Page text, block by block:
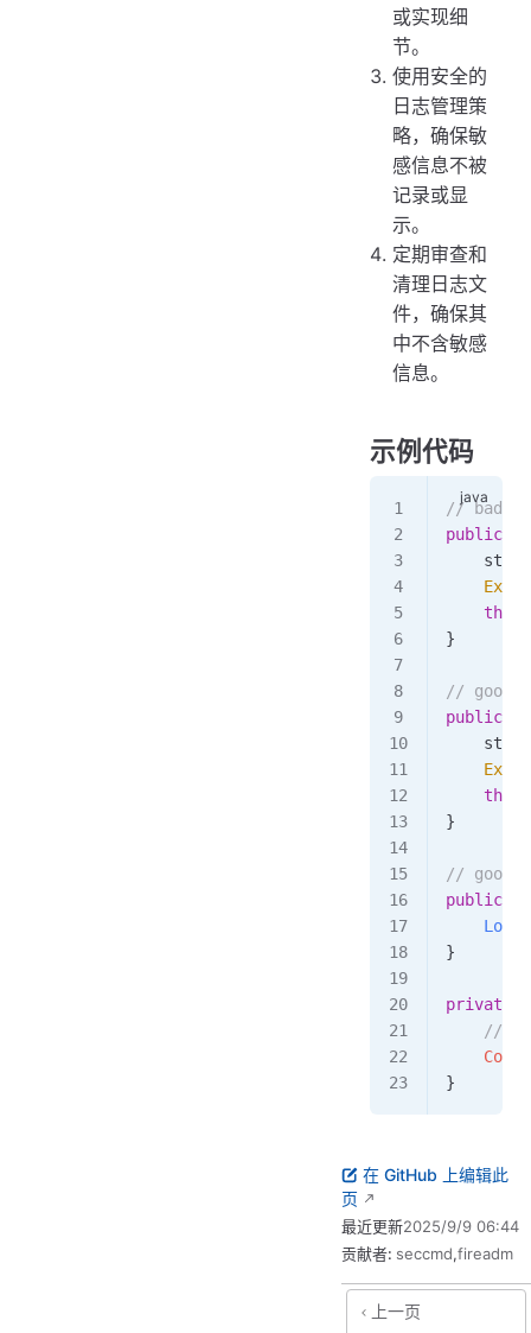
或实现细
节。
使用安全的
日志管理策
略，确保敏
感信息不被
记录或显
示。
定期审查和
清理日志文
件，确保其
中不含敏感
信息。
示例代码
// bad：在
public
    throw
}
// good：
public
    throw
}
// good：
public
}
private
// 使
}
在 GitHub 上编辑此
页
最近更新2025/9/9 06:44
贡献者: seccmd,fireadm
上一页